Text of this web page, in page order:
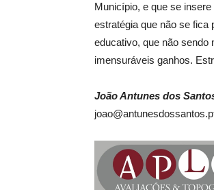
Município, e que se
estratégia que não se fica
educativo, que não sendo
imensuráveis ganhos.
João Antunes dos